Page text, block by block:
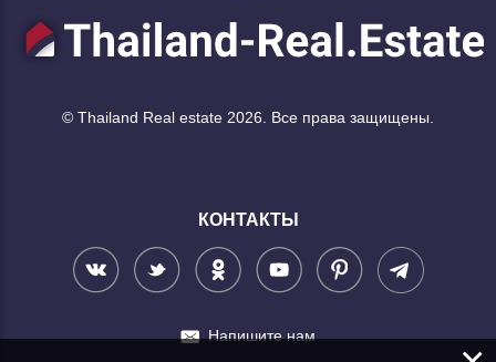
© Thailand Real estate 2026. Все права защищены.
КОНТАКТЫ
Напишите нам